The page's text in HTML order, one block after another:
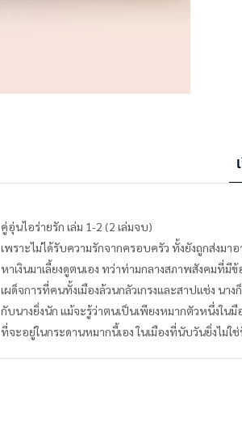
คู่อุ่นไอร่ายรัก เล่ม 1-2 (2 เล่มจบ)
เพราะไม่ได้รับความรักจากครอบครัว ทั้งยังถูกส่งมา
หาเงินมาเลี้ยงดูตนเอง ทว่าท่ามกลางสภาพสังคมที่
เผด็จการที่คนทั้งเมืองล้วนกลัวเกรงและสาปแช่ง นา
กับนางยิ่งนัก แม้จะรู้ว่าตนเป็นเพียงหมากตัวหนึ่งในมื
ที่จะอยู่ในกระดานหมากนี้เอง ในเมืองที่นับวันยิ่งไ